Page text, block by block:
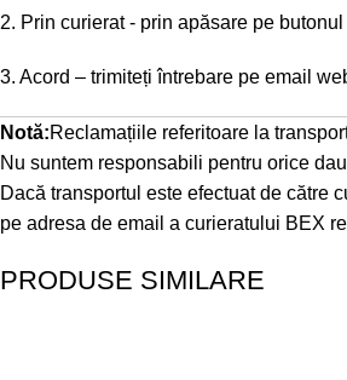
2. Prin curierat - prin apăsare pe
3. Acord – trimiteți întrebare pe email
Notă:Reclamațiile referitoare la
Nu suntem responsabili pentru orice
Dacă transportul este efectuat de către
pe adresa de email a curieratului BEX
PRODUSE SIMILARE